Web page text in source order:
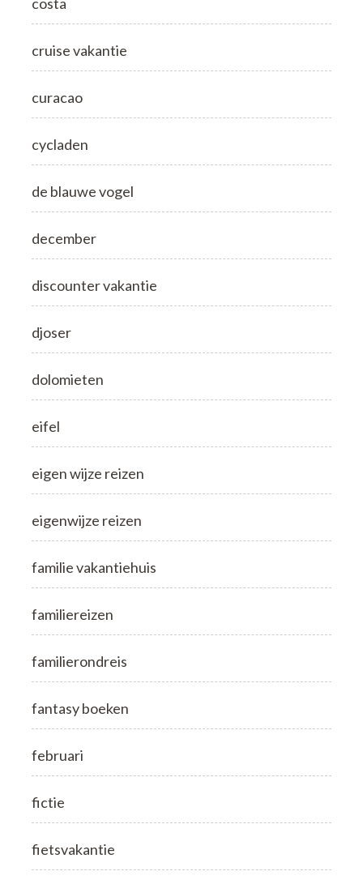
costa
cruise vakantie
curacao
cycladen
de blauwe vogel
december
discounter vakantie
djoser
dolomieten
eifel
eigen wijze reizen
eigenwijze reizen
familie vakantiehuis
familiereizen
familierondreis
fantasy boeken
februari
fictie
fietsvakantie